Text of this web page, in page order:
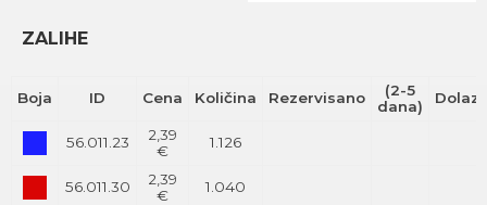
ZALIHE
Boja ID Cena Količina Rezervisano
(2-5
dana)
56.011.23
2,39
€
1.126
56.011.30
2,39
€
1.040